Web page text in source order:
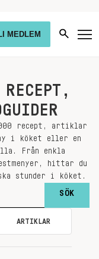
MEDLEM
recept, artiklar
ny i köket eller en
Från enkla
hittar du
stunder i köket.
ARTIKLAR